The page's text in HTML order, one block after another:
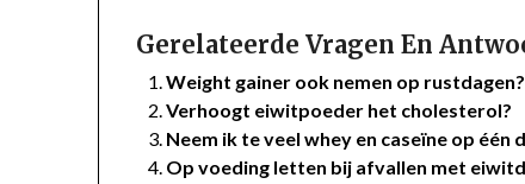
Gerelateerde Vragen En
Weight gainer ook nemen op rustdagen?
Verhoogt eiwitpoeder het cholesterol?
Neem ik te veel whey en caseïne op één
Op voeding letten bij afvallen met